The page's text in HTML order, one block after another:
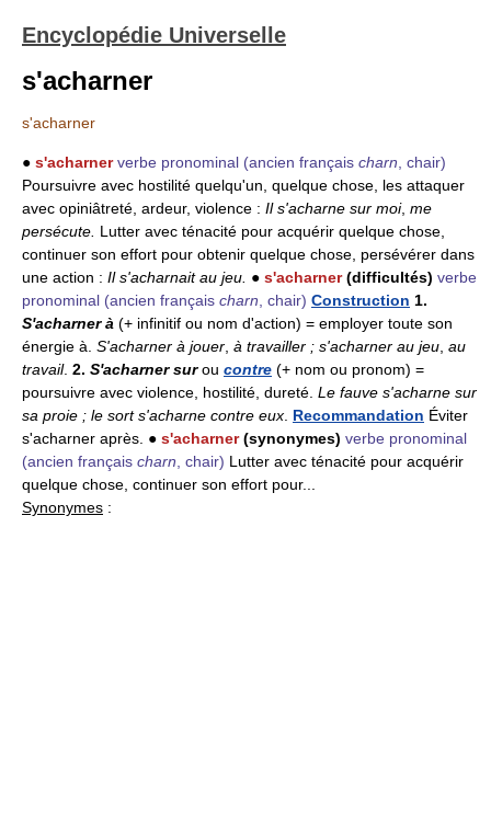
Encyclopédie Universelle
s'acharner
s'acharner
● s'acharner verbe pronominal (ancien français charn , chair)
Poursuivre avec hostilité quelqu'un, quelque chose, les attaquer
avec opiniâtreté, ardeur, violence : Il s'acharne sur moi, me
persécute. Lutter avec ténacité pour acquérir quelque chose,
continuer son effort pour obtenir quelque chose, persévérer dans
une action : Il s'acharnait au jeu. ● s'acharner(difficultés) verbe
pronominal (ancien français charn , chair) Construction 1.
S'acharner à (+ infinitif ou nom d'action) = employer toute son
énergie à. S'acharner à jouer à travailler ; s'acharner au jeu au
travail. 2. S'acharner surou contre (+ nom ou pronom) =
poursuivre avec violence, hostilité, dureté. Le fauve s'acharne sur
sa proie ; le sort s'acharne contre eux Recommandation Éviter
s'acharner après. ● s'acharner(synonymes) verbe pronominal
(ancien français charn , chair) Lutter avec ténacité pour acquérir
quelque chose, continuer son effort pour...
Synonymes :